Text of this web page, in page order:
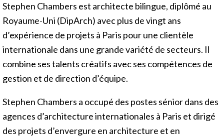
Stephen Chambers est architecte bilingue, diplômé au
Royaume-Uni (DipArch) avec plus de vingt ans
d’expérience de projets à Paris pour une clientèle
internationale dans une grande variété de secteurs. Il
combine ses talents créatifs avec ses compétences de
gestion et de direction d’équipe.
Stephen Chambers a occupé des postes sénior dans des
agences d’architecture internationales à Paris et dirigé
des projets d’envergure en architecture et en